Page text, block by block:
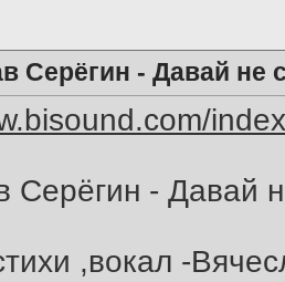
Серёгин - Давай не
Серёгин - Давай
,вокал -